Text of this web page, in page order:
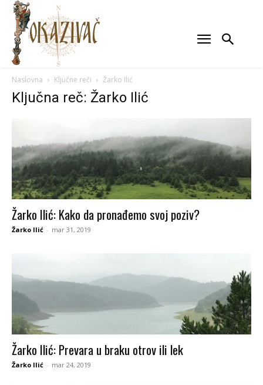
Naslovna Ključne reči Žarko Ilić
Ključna reč: Žarko Ilić
Žarko Ilić: Kako da pronađemo svoj poziv?
Žarko Ilić - mar 31, 2019
Žarko Ilić: Prevara u braku otrov ili lek
Žarko Ilić - mar 24, 2019